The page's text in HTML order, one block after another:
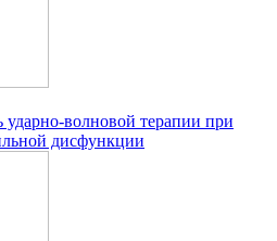
волновой терапии при
дисфункции